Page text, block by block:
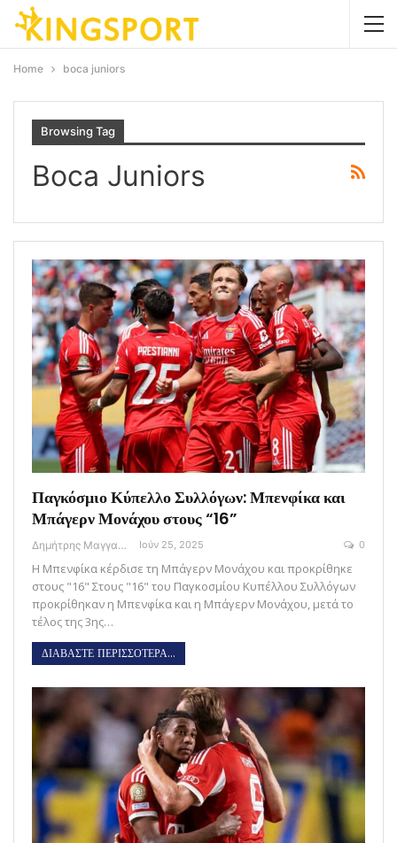
Home boca juniors
Browsing Tag
Boca Juniors
Παγκόσμιο Κύπελλο Συλλόγων: Μπενφίκα και
Μπάγερν Μονάχου στους “16”
Δημήτρης Μαγγανάρης Ιούν 25, 2025 0
Η Μπενφίκα κέρδισε τη Μπάγερν Μονάχου και προκρίθηκε
στους "16" Στους "16" του Παγκοσμίου Κυπέλλου Συλλόγων
προκρίθηκαν η Μπενφίκα και η Μπάγερν Μονάχου, μετά το
τέλος της 3ης…
ΔΙΑΒΑΣΤΕ ΠΕΡΙΣΣΟΤΕΡΑ...